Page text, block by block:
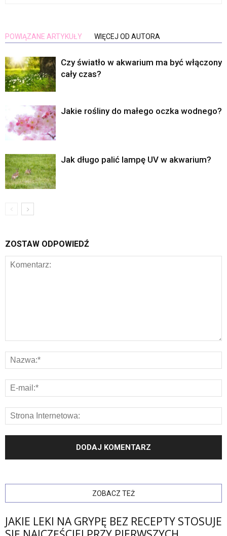
POWIĄZANE ARTYKUŁY WIĘCEJ OD AUTORA
Czy światło w akwarium ma być włączony
cały czas?
Jakie rośliny do małego oczka wodnego?
Jak długo palić lampę UV w akwarium?
ZOSTAW ODPOWIEDŹ
ZOBACZ TEŻ
JAKIE LEKI NA GRYPĘ BEZ RECEPTY STOSUJE